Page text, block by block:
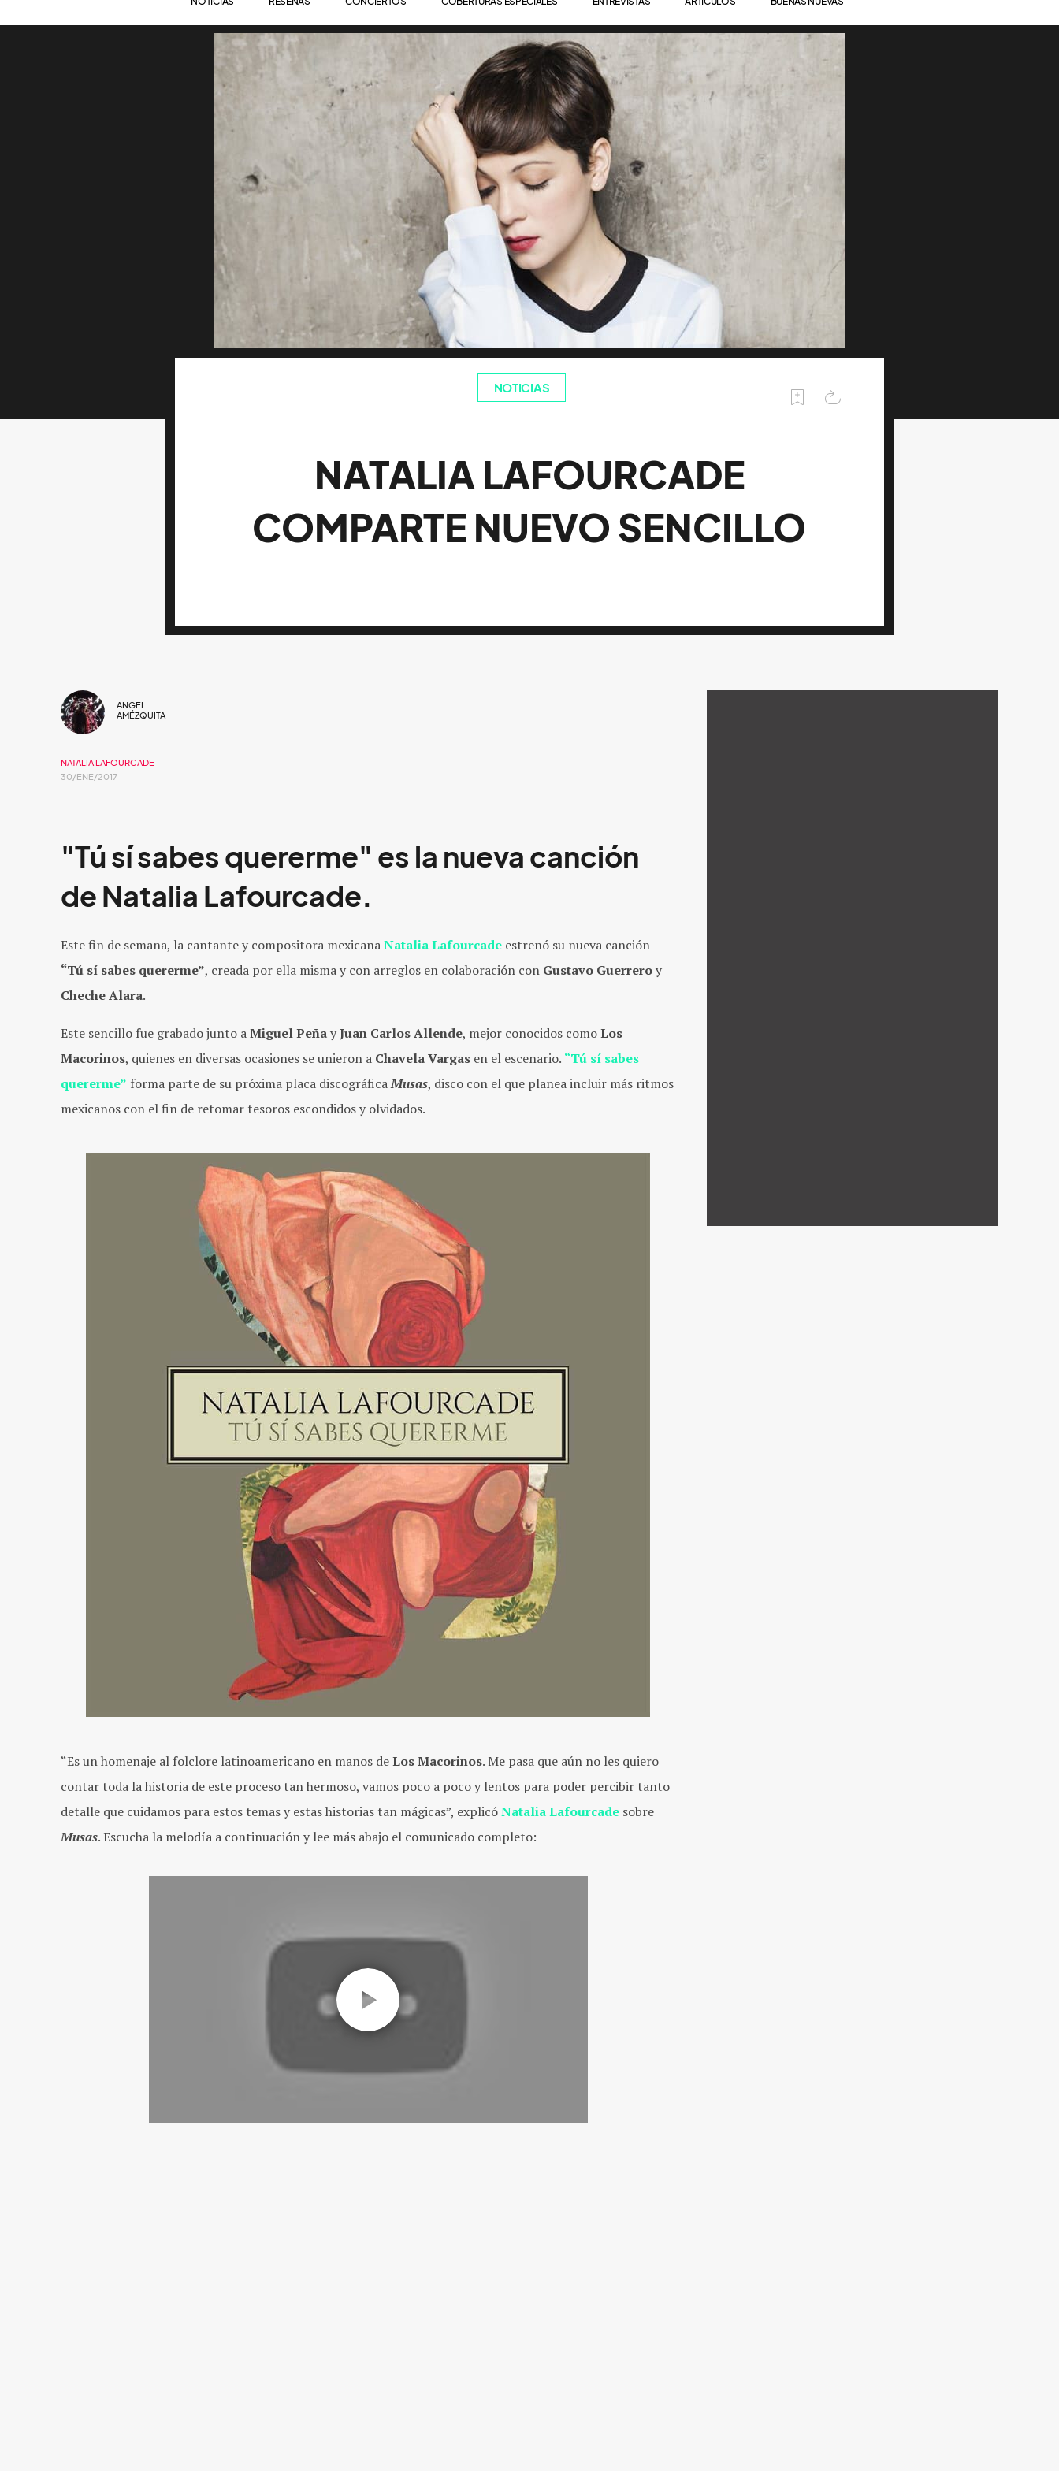
NOTICIAS
NATALIA LAFOURCADE
COMPARTE NUEVO SENCILLO
ANGEL
AMÉZQUITA
NATALIA LAFOURCADE
30/ENE/2017
"Tú sí sabes quererme" es la nueva canción
de Natalia Lafourcade.
Este fin de semana, la cantante y compositora mexicanaNatalia Lafourcade estrenó su nueva canción
“Tú sí sabes quererme”, creada por ella misma y con arreglos en colaboración con Gustavo Guerreroy
Cheche Alara.
Este sencillo fue grabado junto aMiguel PeñayJuan Carlos Allende, mejor conocidos comoLos
Macorinos, quienes en diversas ocasiones se unieron a Chavela Vargas en el escenario. “Tú sí sabes
quererme” forma parte de su próxima placa discográficaMusas, disco con el que planea incluir más ritmos
mexicanos con el fin de retomar tesoros escondidos y olvidados.
“Es un homenaje al folclore latinoamericano en manos deLos Macorinos. Me pasa que aún no les quiero
contar toda la historia de este proceso tan hermoso, vamos poco a poco y lentos para poder percibir tanto
detalle que cuidamos para estos temas y estas historias tan mágicas”, explicóNatalia Lafourcade sobre
Musas. Escucha la melodía a continuación y lee más abajo el comunicado completo: